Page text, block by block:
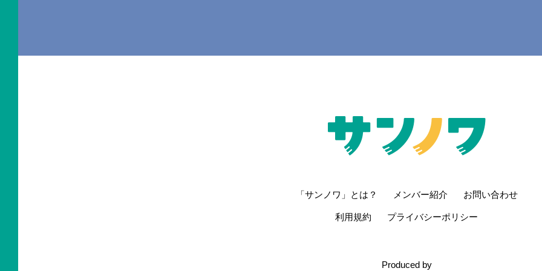
さらに読み込む...
「サンノワ」とは？ メンバー紹介 お問い合わせ
利用規約 プライバシーポリシー
Produced by